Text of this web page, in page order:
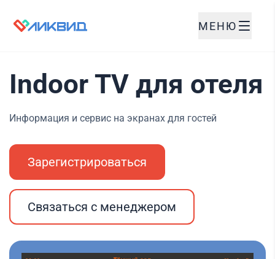
МЕНЮ
Indoor TV для отеля
Информация и сервис на экранах для гостей
Зарегистрироваться
Связаться с менеджером